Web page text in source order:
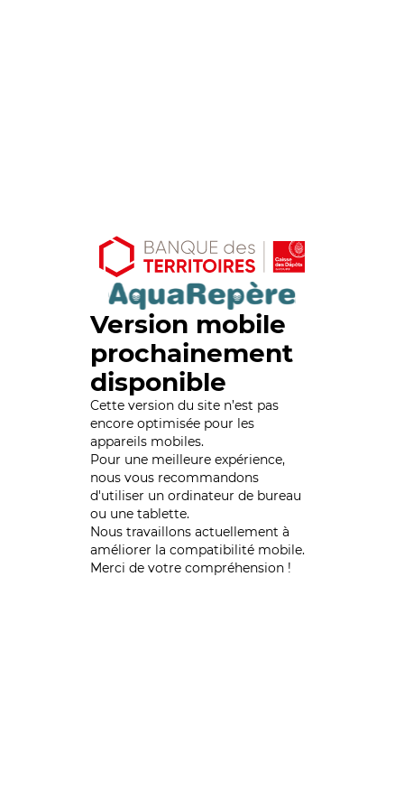
Version mobile
prochainement
disponible
Cette version du site n’est pas
encore optimisée pour les
appareils mobiles.
Pour une meilleure expérience,
nous vous recommandons
d'utiliser un ordinateur de bureau
ou une tablette.
Nous travaillons actuellement à
améliorer la compatibilité mobile.
Merci de votre compréhension !